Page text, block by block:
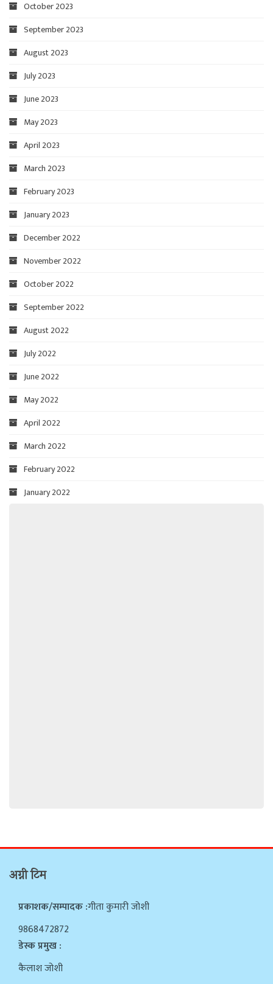
October 2023
September 2023
August 2023
July 2023
June 2023
May 2023
April 2023
March 2023
February 2023
January 2023
December 2022
November 2022
October 2022
September 2022
August 2022
July 2022
June 2022
May 2022
April 2022
March 2022
February 2022
January 2022
अग्नी टिम
प्रकाशक/सम्पादक :गीता कुमारी जोशी
9868472872
डेस्क प्रमुख :
कैलाश जोशी